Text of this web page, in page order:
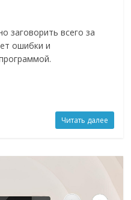
заговорить всего за
ошибки и
Читать далее